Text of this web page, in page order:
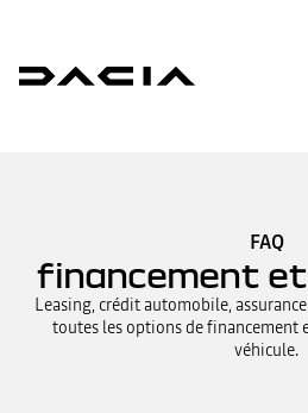
FAQ
financement
Leasing, crédit automobile,
toutes les options de financement
véhicule.